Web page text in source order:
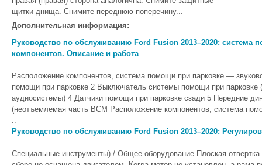
щитки днища. Снимите переднюю поперечину...
Дополнительная информация:
Руководство по обслуживанию Ford Fusion 2013–2020:
компонентов. Описание и работа
Расположение компонентов, система помощи при парковке —
помощи при парковке 2 Выключатель системы помощи при парковке
аудиосистемы) 4 Датчики помощи при парковке сзади 5 Передние
(неотъемлемая часть BCM Расположение компонентов, система
..
Руководство по обслуживанию Ford Fusion 2013–2020:
Специальные инструменты) / Общее оборудование Плоская